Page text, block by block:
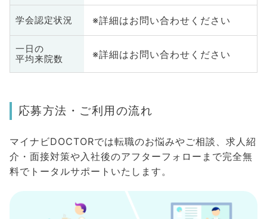
学会認定状況 ※詳細はお問い合わせください
一日の
平均来院数
※詳細はお問い合わせください
応募方法・ご利用の流れ
マイナビDOCTORでは転職のお悩みやご相談、求人紹
介・面接対策や入社後のアフターフォローまで完全無
料でトータルサポートいたします。